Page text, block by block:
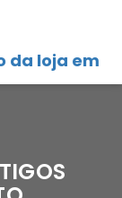
da loja em